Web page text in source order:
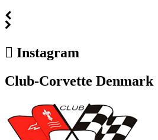
Instagram
Club-Corvette Denmark